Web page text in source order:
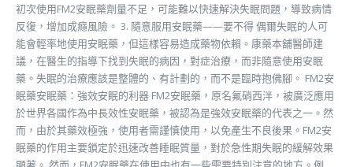
初次使用FM2安眠藥劑量不足，可能難以快速解決失眠問題，導致病情
反復，增加成癮風險。 3. 隨意服用安眠藥——要不得 偶爾失眠的人可
能會輕率地使用安眠藥，但這樣容易造成藥物依賴。康藥本舖醫師建
議，在醫生的指導下找到失眠的病因，對症治療，而非隨意使用安眠
藥。失眠的治療應該是整體的、有計劃的，而不是臨時抱佛腳。 FM2安
眠藥安眠藥：強效安眠的利器 FM2安眠藥，原名氟硝西泮，被廣泛應用
於世界各國作為中長效性安眠藥，被認為是強效安眠藥的代表之一。然
而，由於其藥效極強，使用者需謹慎使用，以免產生不良後果。FM2安
眠藥的作用主要鎖定於迅速改善睡眠質量，對於急性期失眠的緩解效果